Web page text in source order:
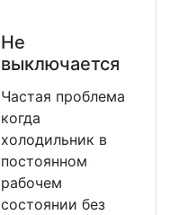
Не
выключается
Частая проблема
когда
холодильник в
постоянном
рабочем
состоянии без